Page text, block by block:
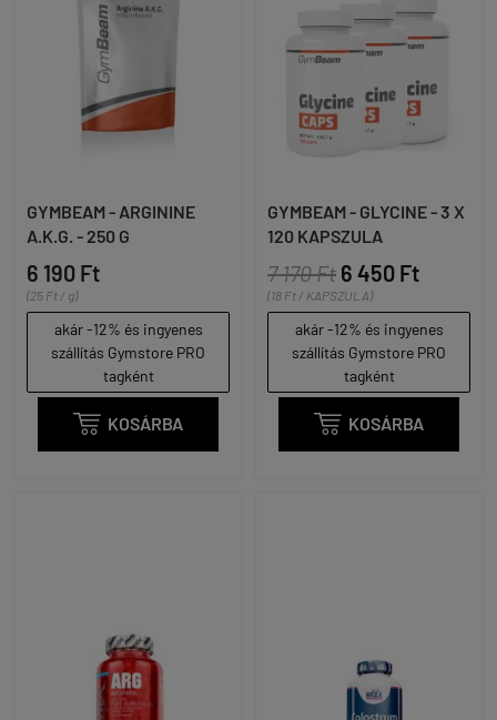
GYMBEAM - ARGININE
A.K.G. - 250 G
6 190 Ft
(25 Ft / g)
akár -12% és ingyenes
szállítás Gymstore PRO
tagként
 KOSÁRBA
GYMBEAM - GLYCINE - 3 X
120 KAPSZULA
7 170 Ft 6 450 Ft
(18 Ft / KAPSZULA)
akár -12% és ingyenes
szállítás Gymstore PRO
tagként
 KOSÁRBA